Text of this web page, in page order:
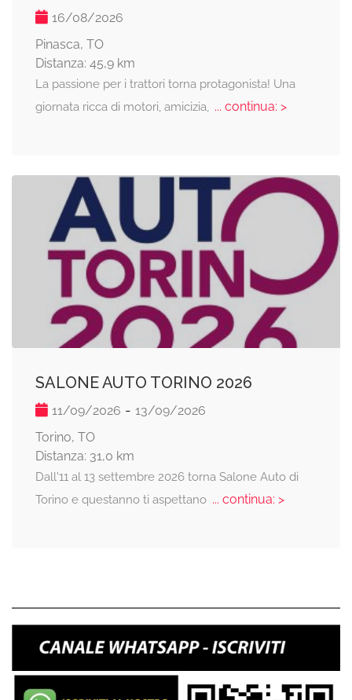
16/08/2026
Pinasca, TO
Distanza: 45,9 km
La passione per i trattori torna protagonista! Una
giornata ricca di motori, amicizia, ... continua: >
SALONE AUTO TORINO 2026
11/09/2026 - 13/09/2026
Torino, TO
Distanza: 31,0 km
Dall'11 al 13 settembre 2026 torna Salone Auto di
Torino e questanno ti aspettano... continua: >